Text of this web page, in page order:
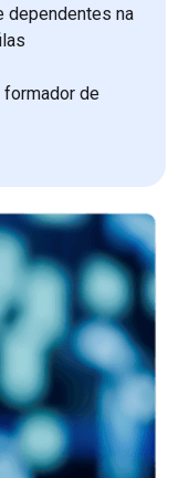
dependentes na
de